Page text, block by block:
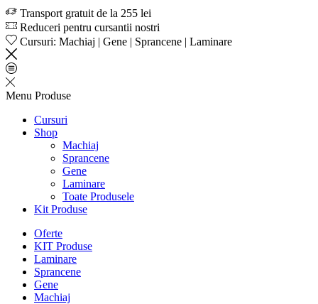
Transport gratuit de la 255 lei
Reduceri pentru cursantii nostri
Cursuri: Machiaj | Gene | Sprancene | Laminare
Menu Produse
Cursuri
Shop
Machiaj
Sprancene
Gene
Laminare
Toate Produsele
Kit Produse
Oferte
KIT Produse
Laminare
Sprancene
Gene
Machiaj